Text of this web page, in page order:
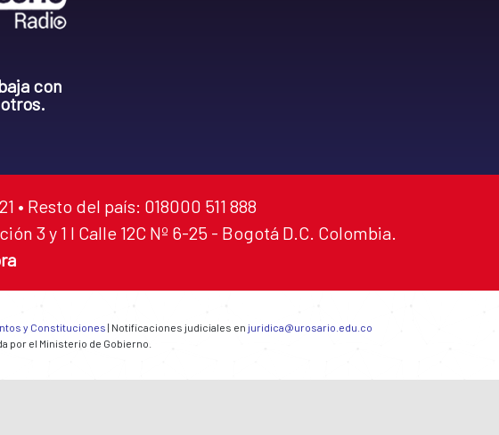
con
• Resto del país: 018000 511 888
3 y 1 I Calle 12C Nº 6-25 - Bogotá D.C. Colombia.
y Constituciones | Notificaciones judiciales en juridica@urosario.edu.co
por el Ministerio de Gobierno.